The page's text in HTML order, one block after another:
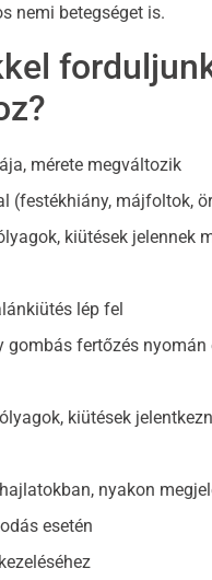
nemi betegséget is.
mérete megváltozik
(festékhiány, májfoltok,
kiütések jelennek
lép fel
gombás fertőzés
kiütések
nyakon
esetén